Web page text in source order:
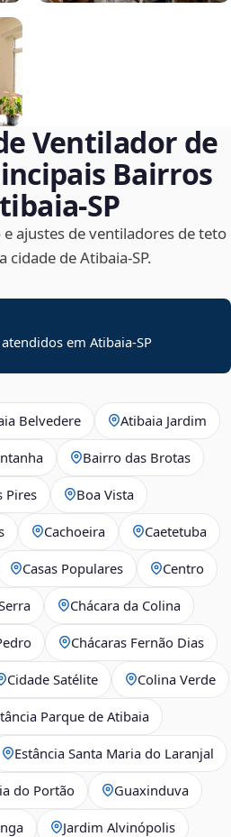
Ventilador de
Bairros
ajustes de ventiladores de teto
cidade de Atibaia‑SP.
em Atibaia-SP
Belvedere Atibaia Jardim
Bairro das Brotas
Pires Boa Vista
Cachoeira Caetetuba
Casas Populares Centro
Chácara da Colina
Chácaras Fernão Dias
Cidade Satélite Colina Verde
Parque de Atibaia
Estância Santa Maria do Laranjal
do Portão Guaxinduva
Jardim Alvinópolis